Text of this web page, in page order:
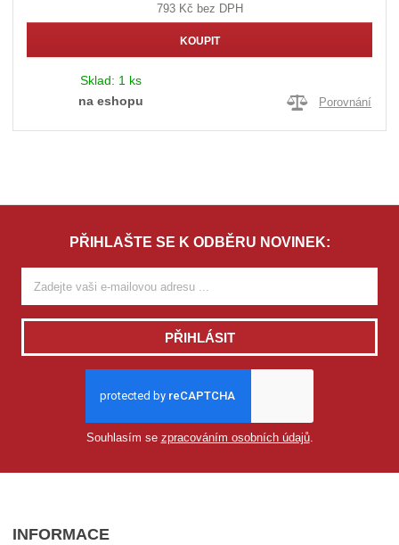
793 Kč bez DPH
KOUPIT
Sklad: 1 ks
na eshopu
Porovnání
PŘIHLAŠTE SE K ODBĚRU NOVINEK:
PŘIHLÁSIT
Souhlasím se zpracováním osobních údajů.
INFORMACE